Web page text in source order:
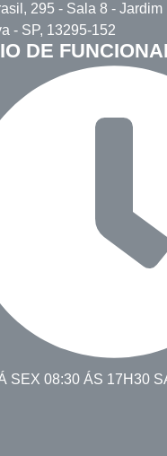
295 - Sala 8 - Jardim
- SP, 13295-152
DE
SEX 08:30 ÁS 17H30